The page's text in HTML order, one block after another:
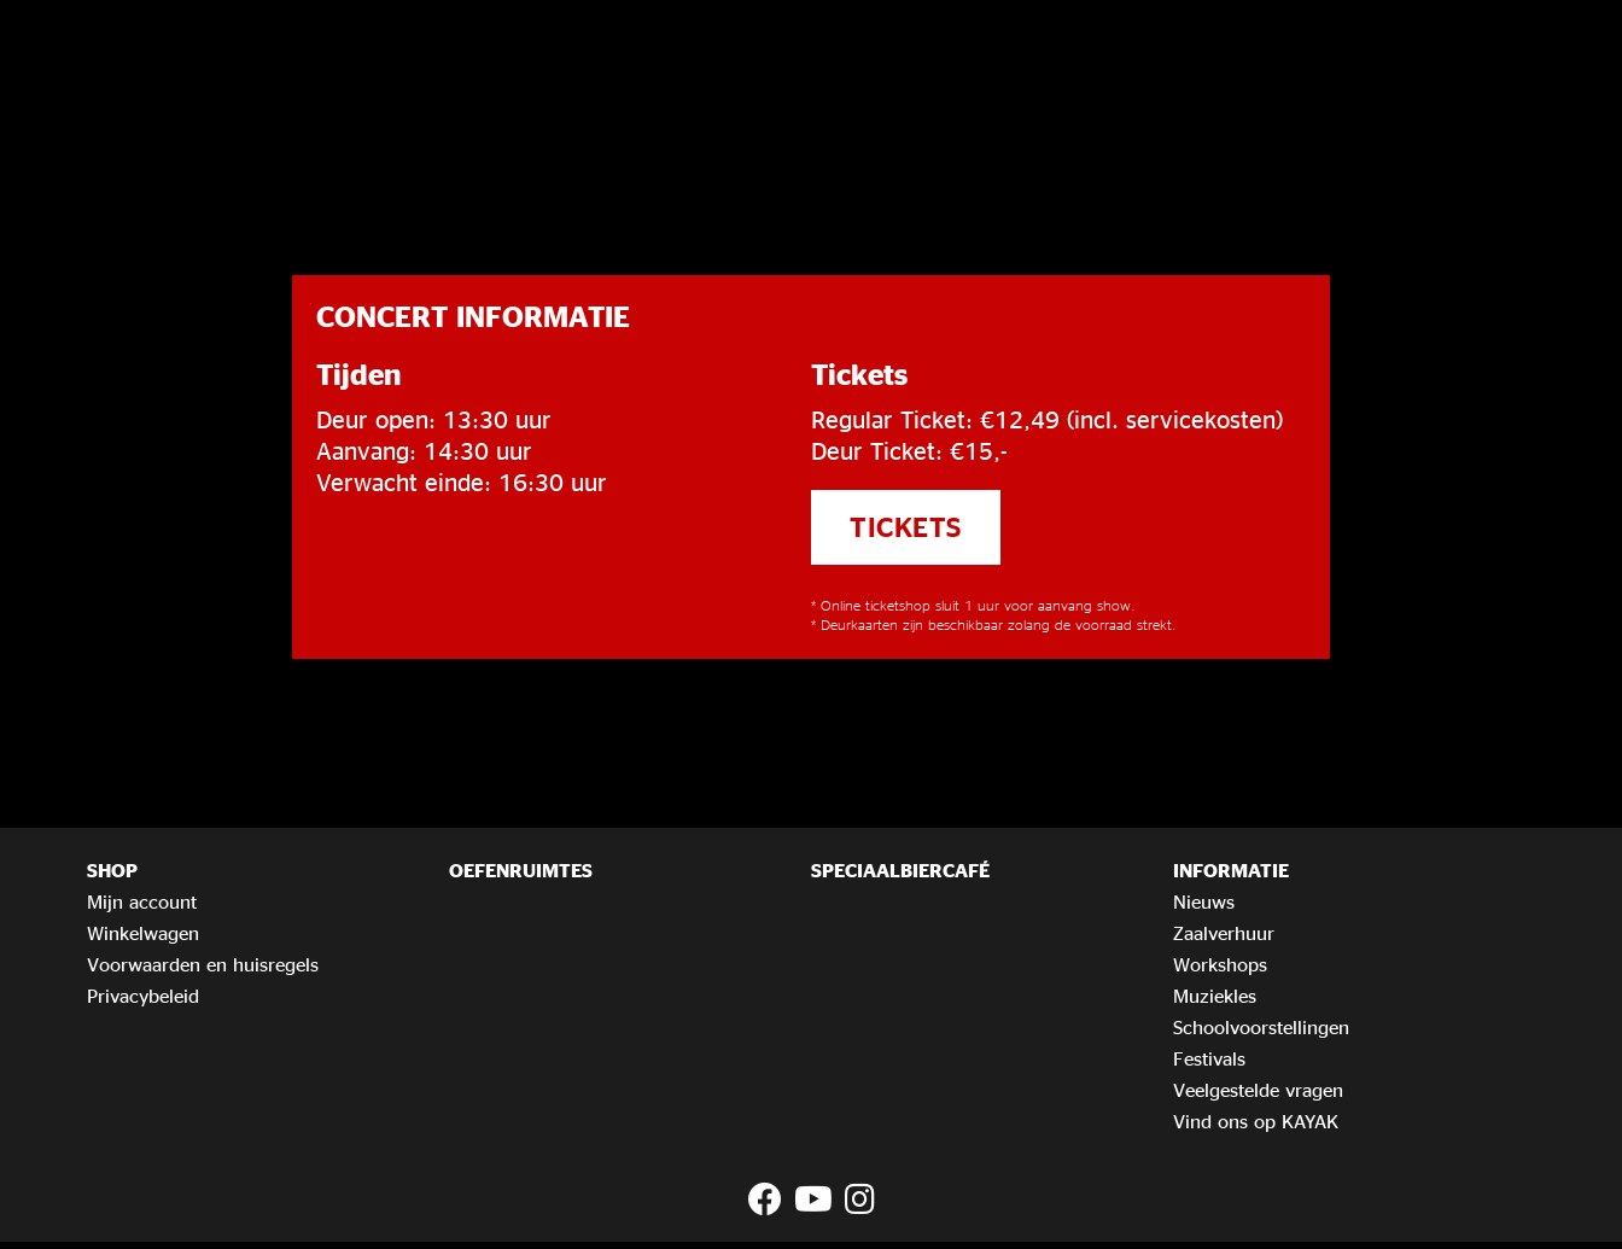
CONCERT INFORMATIE
Tijden
Deur open: 13:30 uur
Aanvang: 14:30 uur
Verwacht einde: 16:30 uur
Tickets
Regular Ticket: €12,49 (incl. servicekosten)
Deur Ticket: €15,-
TICKETS
* Online ticketshop sluit 1 uur voor aanvang show.
* Deurkaarten zijn beschikbaar zolang de voorraad strekt.
SHOP
Mijn account
Winkelwagen
Voorwaarden en huisregels
Privacybeleid
OEFENRUIMTES SPECIAALBIERCAFÉ
INFORMATIE
Nieuws
Zaalverhuur
Workshops
Muziekles
Schoolvoorstellingen
Festivals
Veelgestelde vragen
Vind ons op KAYAK